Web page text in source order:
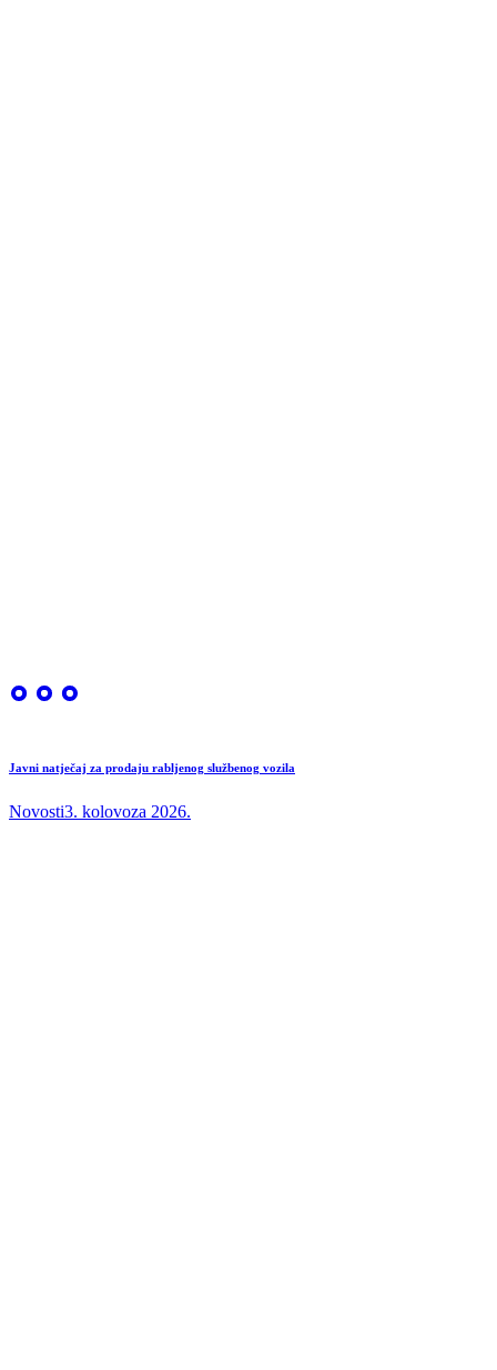
Javni natječaj za prodaju rabljenog službenog vozila
Novosti3. kolovoza 2026.